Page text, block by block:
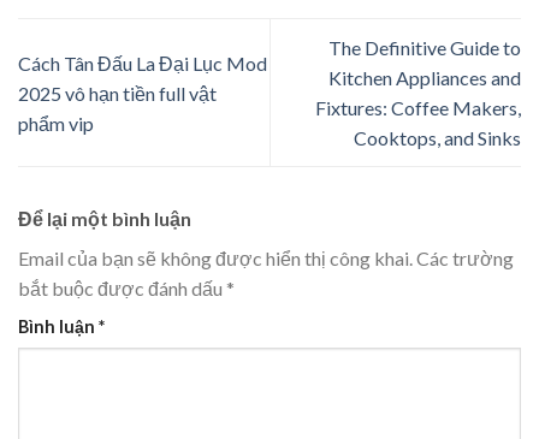
Cách Tân Đấu La Đại Lục Mod
2025 vô hạn tiền full vật
phẩm vip
The Definitive Guide to
Kitchen Appliances and
Fixtures: Coffee Makers,
Cooktops, and Sinks
Để lại một bình luận
Email của bạn sẽ không được hiển thị công khai.Các trường
bắt buộc được đánh dấu *
Bình luận *